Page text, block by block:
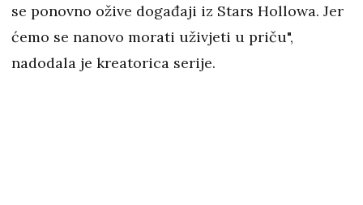
se ponovno ožive događaji iz Stars Hollowa. Jer
ćemo se nanovo morati uživjeti u priču",
nadodala je kreatorica serije.